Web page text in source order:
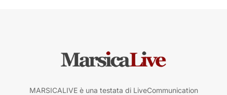
MARSICALIVE è una testata di LiveCommunication